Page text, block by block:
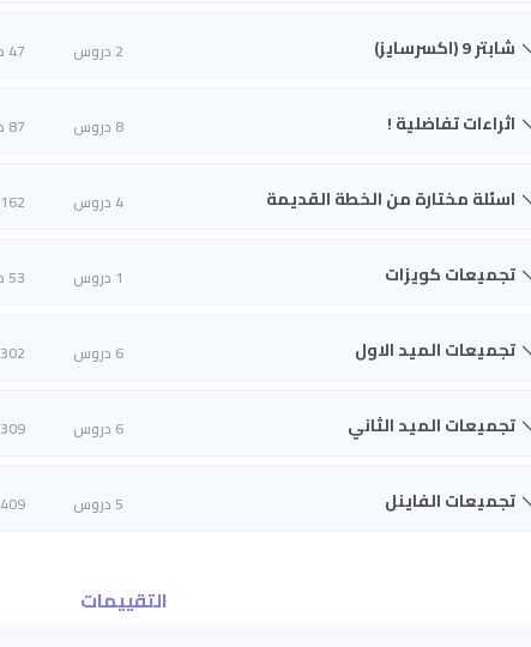
شابتر 9 (اكسرسايز) 2 دروس 47 د
اثراءات تفاضلية ! 8 دروس 87 د
اسئلة مختارة من الخطة القديمة 4 دروس 162 د
تجميعات كويزات 1 دروس 53 د
تجميعات الميد الاول 6 دروس 302 د
تجميعات الميد الثاني 6 دروس 309 د
تجميعات الفاينل 5 دروس 409 د
التقييمات